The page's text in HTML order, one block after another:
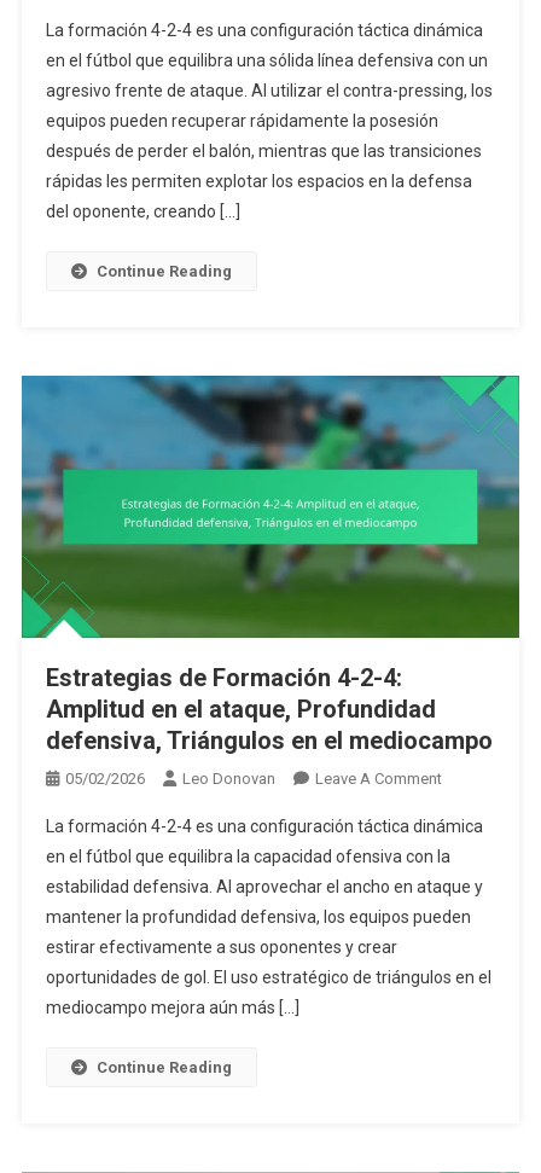
De
Formación
4-
4:
Contra-
La formación 4-2-4 es una configuración táctica dinámica
en el fútbol que equilibra una sólida línea defensiva con un
agresivo frente de ataque. Al utilizar el contra-pressing, los
equipos pueden recuperar rápidamente la posesión
después de perder el balón, mientras que las transiciones
rápidas les permiten explotar los espacios en la defensa
del oponente, creando […]
Continue Reading
Estrategias de Formación 4-2-4:
Amplitud en el ataque, Profundidad
defensiva, Triángulos en el mediocampo
05/02/2026 Leo Donovan Leave A CommentOn
De
Formación
4-
2-
Amplitud
La formación 4-2-4 es una configuración táctica dinámica
en el fútbol que equilibra la capacidad ofensiva con la
estabilidad defensiva. Al aprovechar el ancho en ataque y
mantener la profundidad defensiva, los equipos pueden
estirar efectivamente a sus oponentes y crear
oportunidades de gol. El uso estratégico de triángulos en el
mediocampo mejora aún más […]
Continue Reading